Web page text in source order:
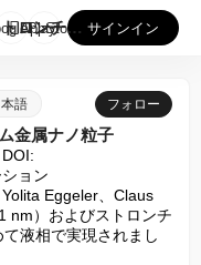
ナトリウム金属およびストロンチウム金属ナノ粒子
AppStore サインイン
語 フォロー
金属ナノ粒子
ョン
Eggeler、Claus
nm）およびストロンチ
液相で実現されまし